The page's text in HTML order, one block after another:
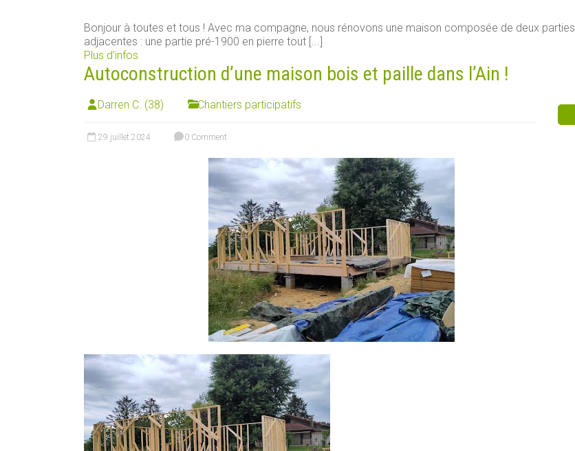
Bonjour à toutes et tous ! Avec ma compagne, nous rénovons une maison composée de deux parties
adjacentes : une partie pré-1900 en pierre tout [...]
Plus d’infos
Autoconstruction d’une maison bois et paille dans l’Ain !
Darren C. (38) Chantiers participatifs
29 juillet 2024 0 Comment